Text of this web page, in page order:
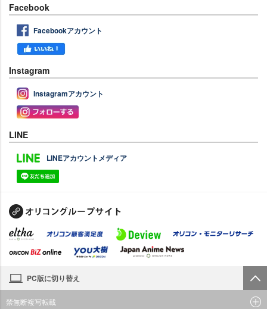
Facebook
Facebookアカウント
Instagram
Instagramアカウント
LINE
LINEアカウントメディア
PC版に切り替え
禁無断複写転載